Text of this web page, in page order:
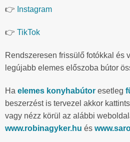
👉 Instagram
👉 TikTok
Rendszeresen frissülő fotókkal és
legújabb elemes előszoba bútor
Ha elemes konyhabútor esetleg
beszerzést is tervezel akkor
vagy nézz körül az alábbi
www.robinagyker.hu és